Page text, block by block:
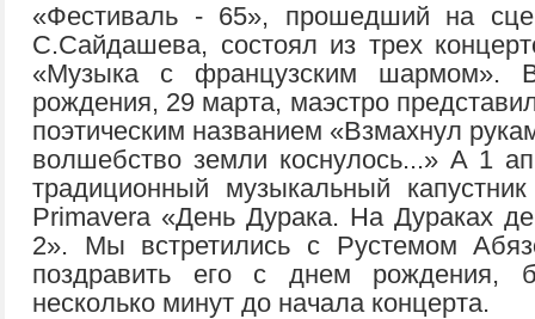
«Фестиваль - 65», прошедший на
С.Сайдашева, состоял из трех
«Музыка с французским шармом».
рождения, 29 марта, маэстро
поэтическим названием «Взмахнул
волшебство земли коснулось...» А 1
традиционный музыкальный
Primavera «День Дурака. На Дураках
2». Мы встретились с Рустемом
поздравить его с днем рождения,
несколько минут до начала концерта.